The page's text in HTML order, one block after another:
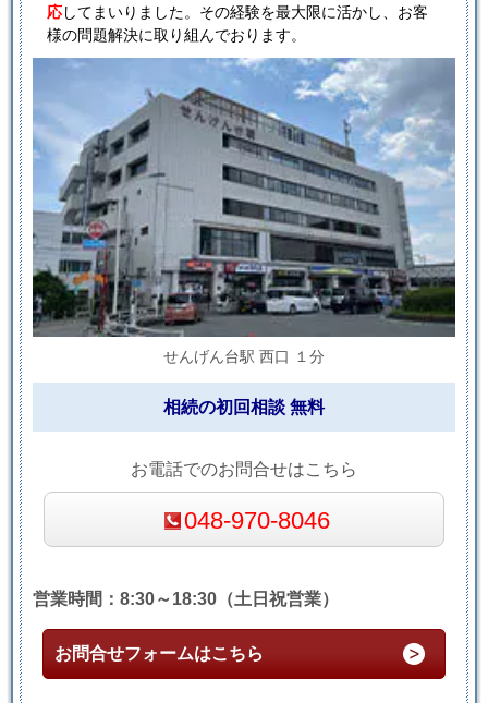
応してまいりました。その経験を最大限に活かし、お客
様の問題解決に取り組んでおります。
せんげん台駅 西口 １分
相続の初回相談 無料
お電話でのお問合せはこちら
048-970-8046
営業時間：8:30～18:30（土日祝営業）
お問合せフォームはこちら